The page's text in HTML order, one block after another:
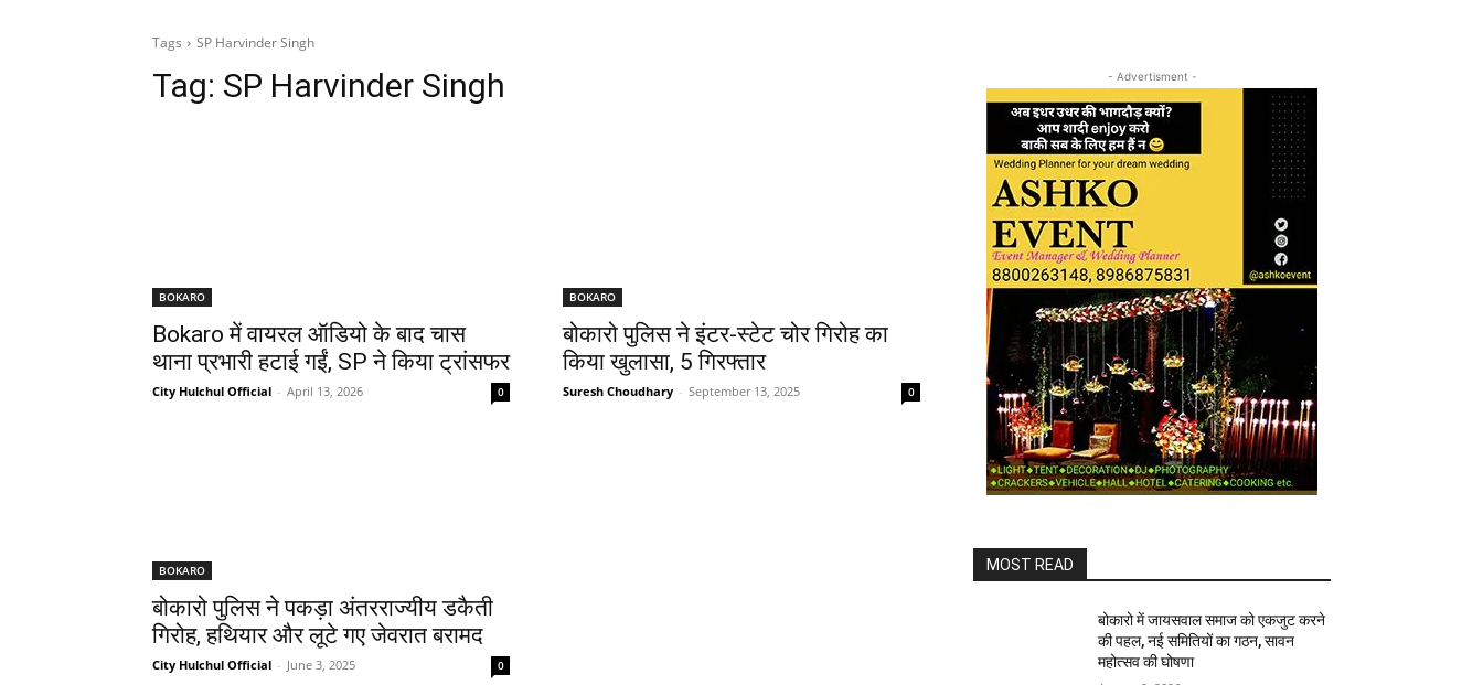
Tags SP Harvinder Singh
Tag: SP Harvinder Singh
BOKARO
Bokaro में वायरल ऑडियो के बाद चास
थाना प्रभारी हटाई गईं, SP ने किया ट्रांसफर
City Hulchul Official - April 13, 2026 0
BOKARO
बोकारो पुलिस ने इंटर-स्टेट चोर गिरोह का
किया खुलासा, 5 गिरफ्तार
Suresh Choudhary - September 13, 2025 0
BOKARO
बोकारो पुलिस ने पकड़ा अंतरराज्यीय डकैती
गिरोह, हथियार और लूटे गए जेवरात बरामद
City Hulchul Official - June 3, 2025 0
- Advertisment -
MOST READ
बोकारो में जायसवाल समाज को एकजुट करने
की पहल, नई समितियों का गठन, सावन
महोत्सव की घोषणा